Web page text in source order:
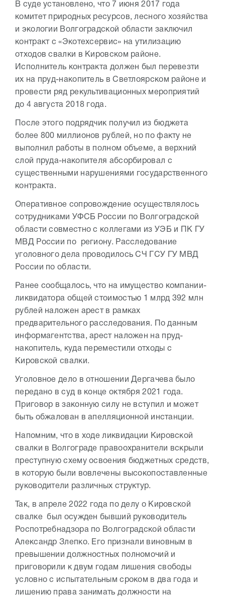
В суде установлено, что 7 июня 2017 года
комитет природных ресурсов, лесного хозяйства
и экологии Волгоградской области заключил
контракт с «Экотехсервис» на утилизацию
отходов свалки в Кировском районе.
Исполнитель контракта должен был перевезти
их на пруд-накопитель в Светлоярском районе и
провести ряд рекультивационных мероприятий
до 4 августа 2018 года.
После этого подрядчик получил из бюджета
более 800 миллионов рублей, но по факту не
выполнил работы в полном объеме, а верхний
слой пруда-накопителя абсорбировал с
существенными нарушениями государственного
контракта.
Оперативное сопровождение осуществлялось
сотрудниками УФСБ России по Волгоградской
области совместно с коллегами из УЭБ и ПК ГУ
МВД России по региону. Расследование
уголовного дела проводилось СЧ ГСУ ГУ МВД
России по области.
Ранее сообщалось, что на имущество компании-
ликвидатора общей стоимостью 1 млрд 392 млн
рублей наложен арест в рамках
предварительного расследования. По данным
информагентства, арест наложен на пруд-
накопитель, куда переместили отходы с
Кировской свалки.
Уголовное дело в отношении Дергачева было
передано в суд в конце октября 2021 года.
Приговор в законную силу не вступил и может
быть обжалован в апелляционной инстанции.
Напомним, что в ходе ликвидации Кировской
свалки в Волгограде правоохранители вскрыли
преступную схему освоения бюджетных средств,
в которую были вовлечены высокопоставленные
руководители различных структур.
Так, в апреле 2022 года по делу о Кировской
свалке был осужден бывший руководитель
Роспотребнадзора по Волгоградской области
Александр Злепко. Его признали виновным в
превышении должностных полномочий и
приговорили к двум годам лишения свободы
условно с испытательным сроком в два года и
лишению права занимать должности на